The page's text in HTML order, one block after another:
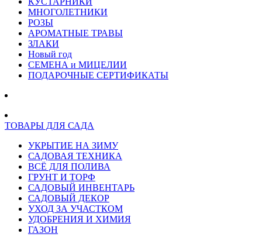
МНОГОЛЕТНИКИ
РОЗЫ
АРОМАТНЫЕ ТРАВЫ
ЗЛАКИ
Новый год
СЕМЕНА и МИЦЕЛИИ
ПОДАРОЧНЫЕ СЕРТИФИКАТЫ
ТОВАРЫ ДЛЯ САДА
УКРЫТИЕ НА ЗИМУ
САДОВАЯ ТЕХНИКА
ВСЁ ДЛЯ ПОЛИВА
ГРУНТ И ТОРФ
САДОВЫЙ ИНВЕНТАРЬ
САДОВЫЙ ДЕКОР
УХОД ЗА УЧАСТКОМ
УДОБРЕНИЯ И ХИМИЯ
ГАЗОН